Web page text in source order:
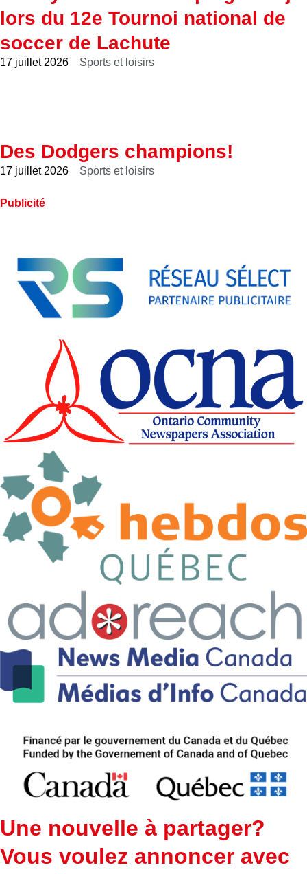
lors du 12e Tournoi national de
soccer de Lachute
17 juillet 2026 Sports et loisirs
Des Dodgers champions!
17 juillet 2026 Sports et loisirs
Publicité
Une nouvelle à partager?
Vous voulez annoncer avec